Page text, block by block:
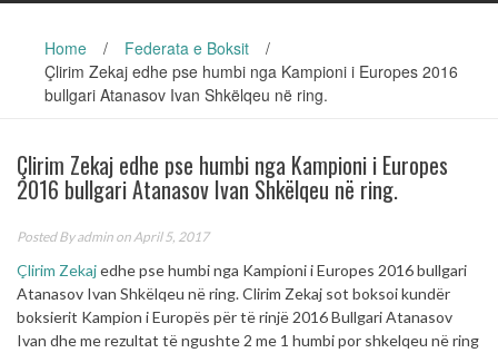
Home / Federata e Boksit
/
Çlirim Zekaj edhe pse humbi nga Kampioni i Europes 2016
bullgari Atanasov Ivan Shkëlqeu në ring.
Çlirim Zekaj edhe pse humbi nga Kampioni i Europes
2016 bullgari Atanasov Ivan Shkëlqeu në ring.
Posted Byadmin on April 5, 2017
Çlirim Zekajedhe pse humbi nga Kampioni i Europes 2016 bullgari
Atanasov Ivan Shkëlqeu në ring. Clirim Zekaj sot boksoi kundër
boksierit Kampion i Europës për të rinjë 2016 Bullgari Atanasov
Ivan dhe me rezultat të ngushte 2 me 1 humbi por shkelqeu në ring